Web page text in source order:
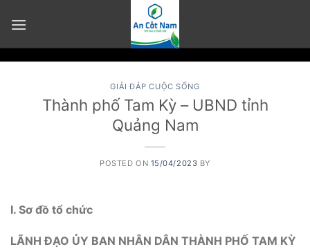
GIẢI ĐÁP CUỘC SỐNG
Thành phố Tam Kỳ – UBND tỉnh
Quảng Nam
POSTED ON 15/04/2023 BY
I. Sơ đồ tổ chức
LÃNH ĐẠO ỦY BAN NHÂN DÂN THÀNH PHỐ TAM KỲ